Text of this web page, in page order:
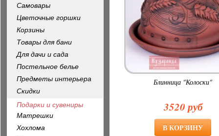
Блинница "Колоски"
3520 руб
Самовары
Цветочные горшки
Корзины
Товары для бани
Для дачи и сада
Постельное белье
Предметы интерьера
Скидки
Подарки и сувениры
Матрешки
Хохлома